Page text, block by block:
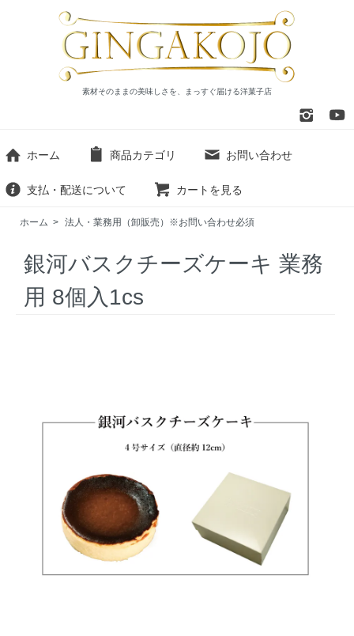
素材そのままの美味しさを、まっすぐ届ける洋菓子店
ホーム 商品カテゴリ お問い合わせ
支払・配送について カートを見る
ホーム > 法人・業務用（卸販売）※お問い合わせ必須
銀河バスクチーズケーキ 業務
用 8個入1cs